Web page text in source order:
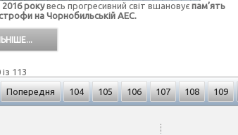
2016 рокувесь прогресивний світ вшановуєпам’ять
на Чорнобильській АЕС.
113
Попередня 104 105 106 107 108 109